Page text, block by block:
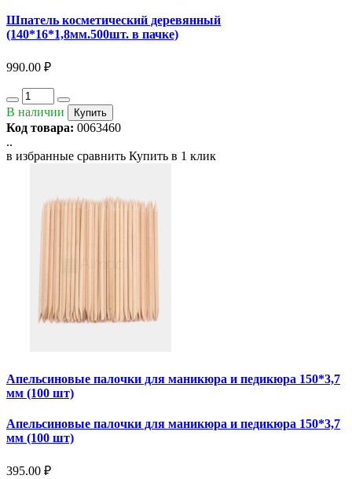
Шпатель косметический деревянный
(140*16*1,8мм.500шт. в пачке)
990.00 ₽
В наличии Купить
Код товара: 0063460
..
в избранные сравнить Купить в 1 клик
Апельсиновые палочки для маникюра и педикюра 150*3,7
мм (100 шт)
Апельсиновые палочки для маникюра и педикюра 150*3,7
мм (100 шт)
395.00 ₽